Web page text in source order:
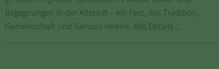
Begegnungen in der Altstadt – ein Fest, das Tradition,
Gemeinschaft und Genuss vereint. Alle Details ...